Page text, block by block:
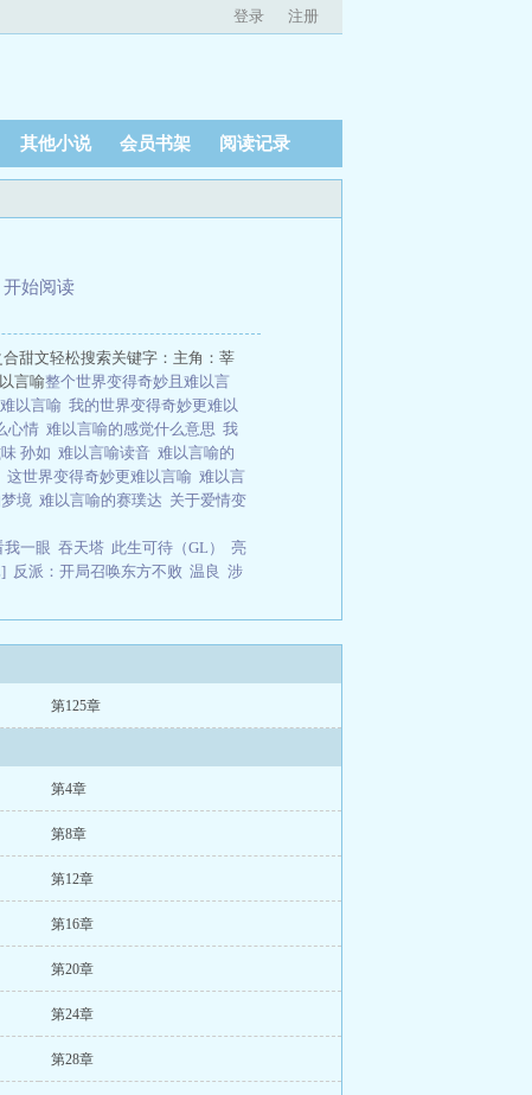
登录 注册
其他小说 会员书架 阅读记录
开始阅读
甜文轻松搜索关键字：主角：莘
言喻整个世界变得奇妙且难以言
以言喻 我的世界变得奇妙更难以
心情 难以言喻的感觉什么意思 我
孙如 难以言喻读音 难以言喻的
这世界变得奇妙更难以言喻 难以言
境 难以言喻的赛璞达 关于爱情变
我一眼 吞天塔 此生可待（GL）
亮
反派：开局召唤东方不败 温良 涉
第125章
第4章
第8章
第12章
第16章
第20章
第24章
第28章